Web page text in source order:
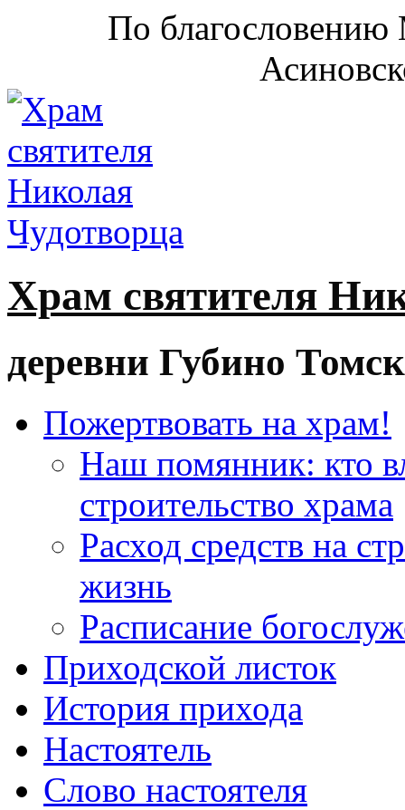
По благословению
Храм святителя
деревни Губино
Пожертвовать на храм!
Наш помянник: кто
строительство храма
Расход средств на
жизнь
Расписание
Приходской листок
История прихода
Настоятель
Слово настоятеля